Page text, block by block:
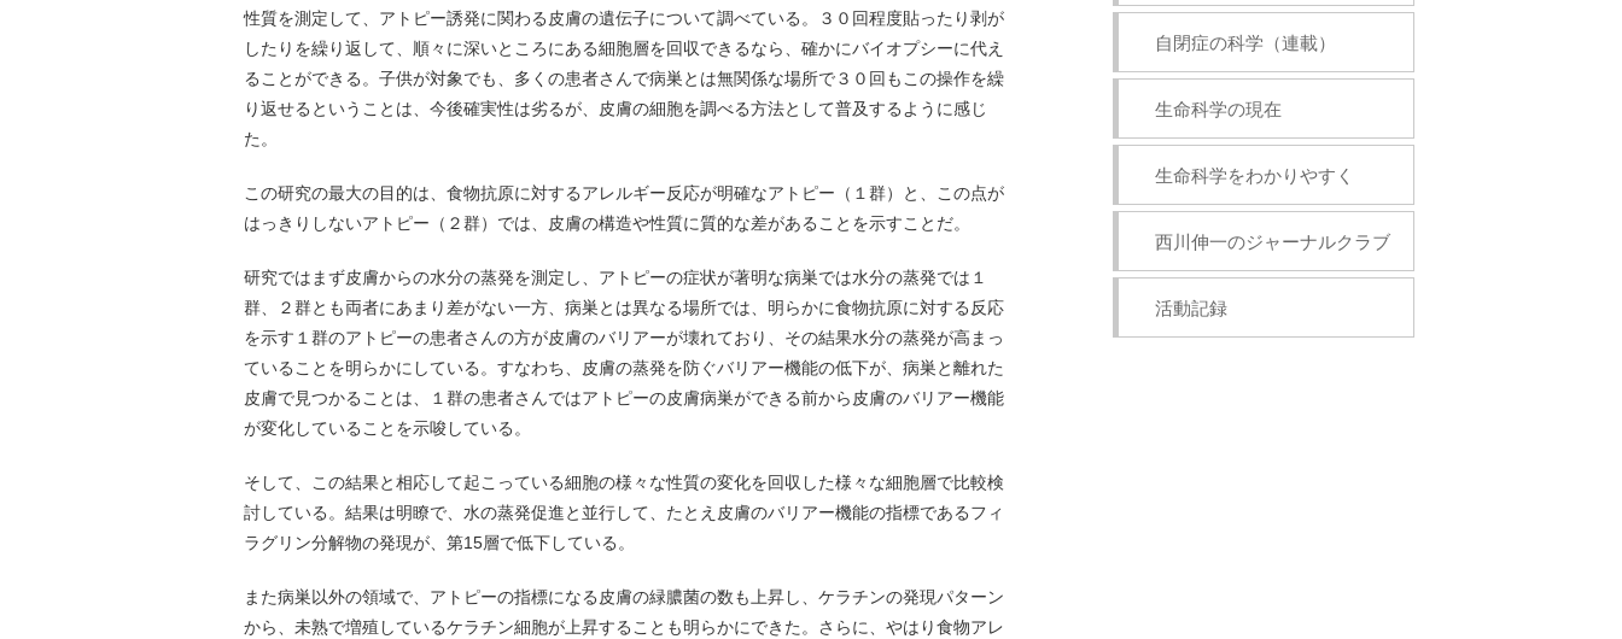
性質を測定して、アトピー誘発に関わる皮膚の遺伝子について調べている。３０回程度貼ったり剥が
したりを繰り返して、順々に深いところにある細胞層を回収できるなら、確かにバイオプシーに代え
ることができる。子供が対象でも、多くの患者さんで病巣とは無関係な場所で３０回もこの操作を繰
り返せるということは、今後確実性は劣るが、皮膚の細胞を調べる方法として普及するように感じ
た。
この研究の最大の目的は、食物抗原に対するアレルギー反応が明確なアトピー（１群）と、この点が
はっきりしないアトピー（２群）では、皮膚の構造や性質に質的な差があることを示すことだ。
研究ではまず皮膚からの水分の蒸発を測定し、アトピーの症状が著明な病巣では水分の蒸発では１
群、２群とも両者にあまり差がない一方、病巣とは異なる場所では、明らかに食物抗原に対する反応
を示す１群のアトピーの患者さんの方が皮膚のバリアーが壊れており、その結果水分の蒸発が高まっ
ていることを明らかにしている。すなわち、皮膚の蒸発を防ぐバリアー機能の低下が、病巣と離れた
皮膚で見つかることは、１群の患者さんではアトピーの皮膚病巣ができる前から皮膚のバリアー機能
が変化していることを示唆している。
そして、この結果と相応して起こっている細胞の様々な性質の変化を回収した様々な細胞層で比較検
討している。結果は明瞭で、水の蒸発促進と並行して、たとえ皮膚のバリアー機能の指標であるフィ
ラグリン分解物の発現が、第15層で低下している。
また病巣以外の領域で、アトピーの指標になる皮膚の緑膿菌の数も上昇し、ケラチンの発現パターン
から、未熟で増殖しているケラチン細胞が上昇することも明らかにできた。さらに、やはり食物アレ
自閉症の科学（連載）
生命科学の現在
生命科学をわかりやすく
西川伸一のジャーナルクラブ
活動記録